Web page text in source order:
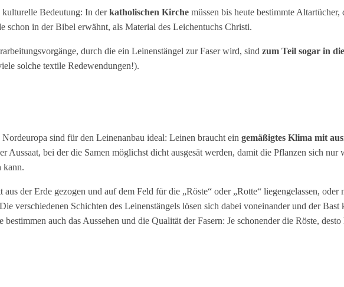
kulturelle Bedeutung: In derkatholischen Kirche müssen bis heute bestimmte
schon in der Bibel erwähnt, als Material des Leichentuchs Christi.
durch die ein Leinenstängel zur Faser wird, sind zum Teil sogar in
solche textile Redewendungen!).
sind für den Leinenanbau ideal: Leinen braucht ein gemäßigtes Klima mit
Aussaat, bei der die Samen möglichst dicht ausgesät werden, damit die Pflanzen sich
kann.
der Erde gezogen und auf dem Feld für die „Röste“ oder „Rotte“ liegengelassen,
verschiedenen Schichten des Leinenstängels lösen sich dabei voneinander und der
auch das Aussehen und die Qualität der Fasern: Je schonender die Röste,